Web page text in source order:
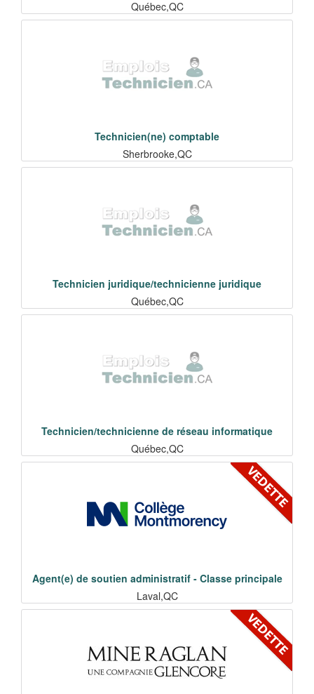
Québec,QC
Technicien(ne) comptable
Sherbrooke,QC
Technicien juridique/technicienne juridique
Québec,QC
Technicien/technicienne de réseau informatique
Québec,QC
Agent(e) de soutien administratif - Classe principale
Laval,QC